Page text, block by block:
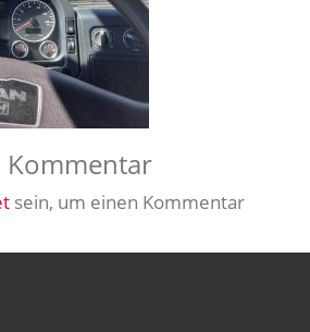
Kommentar
sein, um einen Kommentar